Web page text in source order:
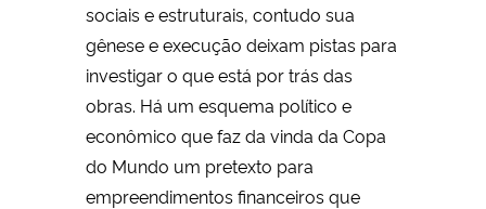
sociais e estruturais, contudo sua
gênese e execução deixam pistas para
investigar o que está por trás das
obras. Há um esquema político e
econômico que faz da vinda da Copa
do Mundo um pretexto para
empreendimentos financeiros que